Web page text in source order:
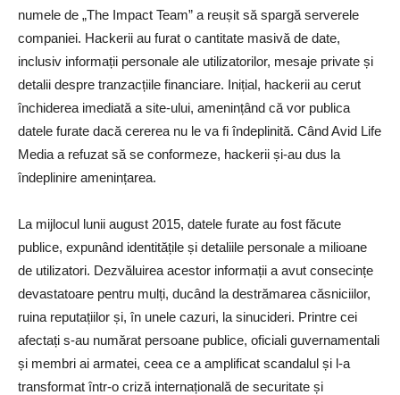
numele de „The Impact Team” a reușit să spargă serverele
companiei. Hackerii au furat o cantitate masivă de date,
inclusiv informații personale ale utilizatorilor, mesaje private și
detalii despre tranzacțiile financiare. Inițial, hackerii au cerut
închiderea imediată a site-ului, amenințând că vor publica
datele furate dacă cererea nu le va fi îndeplinită. Când Avid Life
Media a refuzat să se conformeze, hackerii și-au dus la
îndeplinire amenințarea.
La mijlocul lunii august 2015, datele furate au fost făcute
publice, expunând identitățile și detaliile personale a milioane
de utilizatori. Dezvăluirea acestor informații a avut consecințe
devastatoare pentru mulți, ducând la destrămarea căsniciilor,
ruina reputațiilor și, în unele cazuri, la sinucideri. Printre cei
afectați s-au numărat persoane publice, oficiali guvernamentali
și membri ai armatei, ceea ce a amplificat scandalul și l-a
transformat într-o criză internațională de securitate și